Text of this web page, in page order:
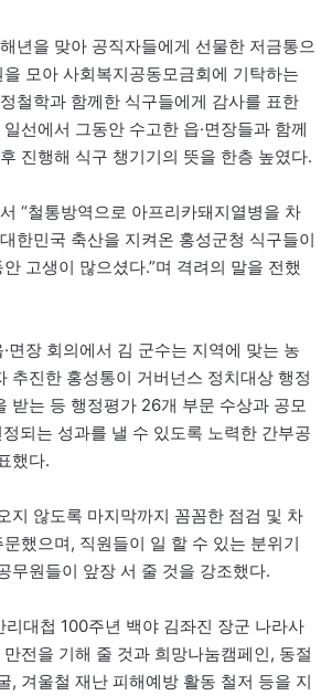
년을 맞아 공직자들에게 선물한 저금통으
모아 사회복지공동모금회에 기탁하는
철학과 함께한 식구들에게 감사를 표한
선에서 그동안 수고한 읍·면장들과 함께
진행해 식구 챙기기의 뜻을 한층 높였다.
“철통방역으로 아프리카돼지열병을 차
한민국 축산을 지켜온 홍성군청 식구들이
고생이 많으셨다.”며 격려의 말을 전했
면장 회의에서 김 군수는 지역에 맞는 농
추진한 홍성통이 거버넌스 정치대상 행정
받는 등 행정평가 26개 부문 수상과 공모
되는 성과를 낼 수 있도록 노력한 간부공
했다.
지 않도록 마지막까지 꼼꼼한 점검 및 차
했으며, 직원들이 일 할 수 있는 분위기
무원들이 앞장 서 줄 것을 강조했다.
대첩 100주년 백야 김좌진 장군 나라사
전을 기해 줄 것과 희망나눔캠페인, 동절
, 겨울철 재난 피해예방 활동 철저 등을 지